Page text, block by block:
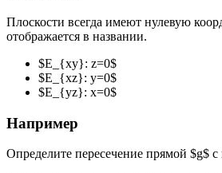
Плоскости всегда имеют нулевую
отображается в названии.
$E_{xy}: z=0$
$E_{xz}: y=0$
$E_{yz}: x=0$
Например
Определите пересечение прямой $g$ с